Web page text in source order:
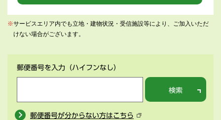
※サービスエリア内でも立地・建物状況・受信施設等により、ご加入いただ
けない場合がございます。
郵便番号を入力 （ハイフンなし）
検索
郵便番号が分からない方はこちら